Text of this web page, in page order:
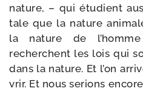
nature, – qui étu­dient
tale que la nature
la nature de
recherchent les lois qui
dans la nature. Et l’on
vrir. Et nous serions